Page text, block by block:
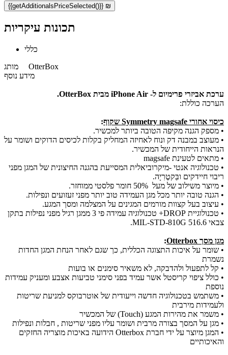
{{getAdditionalsPriceSelected()}} ₪
תכונות עיקריות
כללי
מותג OtterBox
מידע נוסף
ערכת אביזרי פרימיום ל- iPhone Air
מבית OtterBox.
הערכה כוללת:
כיסוי אחורי Symmetry magsafe שקוף
:
• מספק הגנה מקיפה הטובה ביותר למכשיר.
• מעוצב במבנה דק ונוח לאחיזה המחליק בקלות לכיסים הדוקים ושומר על
הנראות הייחודית של המכשיר.
• מתאים לטעינת magsafe
• טכנולוגיה אנטי -מיקרוביאלית המסייעת בהגנה החיצונית של המגן מפני
ריבוי חיידקים ובַּקטֶרִיָה.
• מיוצר משילוב של מעל 50% חומר פלסטי ממוחזר.
• הגנה טובה יותר מכל מגן העמידה טוב יותר מפני זעזועים ונפילות.
• עיצוב בעל קצוות מורמים המגינים על המצלמה ומסך המגע.
• טכנולוגיית DROP+ טכנולוגיה עמידה פי 3 ממגן רגיל מפני נפילות בתקן
צבאי MIL-STD-810G 516.6.
מגן מסך Otterbox
:
• שומר על איכות התצוגה הכללית, כך שגם לאחר הנחת המגן החדות
נשמרת
• קל לתפעול ולהדבקה, לא משאיר סימנים או בועות
• כולל ציפוי קריסטל אשר עמיד בפני סימני טביעות אצבע ומעניק עמידות
נוספת
• משתמש בטכנולוגיה חדשה וייעודית של אוטרבוקס למניעת שריטות
ולעמידות מירבית
• משמר את מהירות המגע (Touch) של המכשיר
• מגן על המסך בצורה מרבית ושומר עליו מפני שריטות , חבלות ונפילות
• המגן מיוצר על ידי חברת Otterbox הידועה באיכות מוצריה החזקים
והאיכותיים